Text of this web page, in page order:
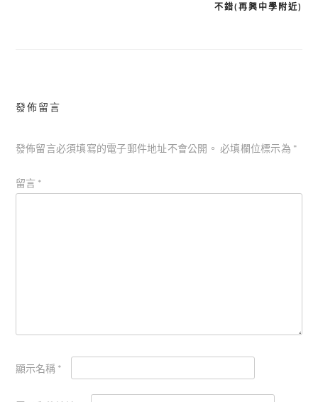
不錯(再興中學附近)
發佈留言
發佈留言必須填寫的電子郵件地址不會公開。 必填欄位標示為 *
留言 *
顯示名稱 *